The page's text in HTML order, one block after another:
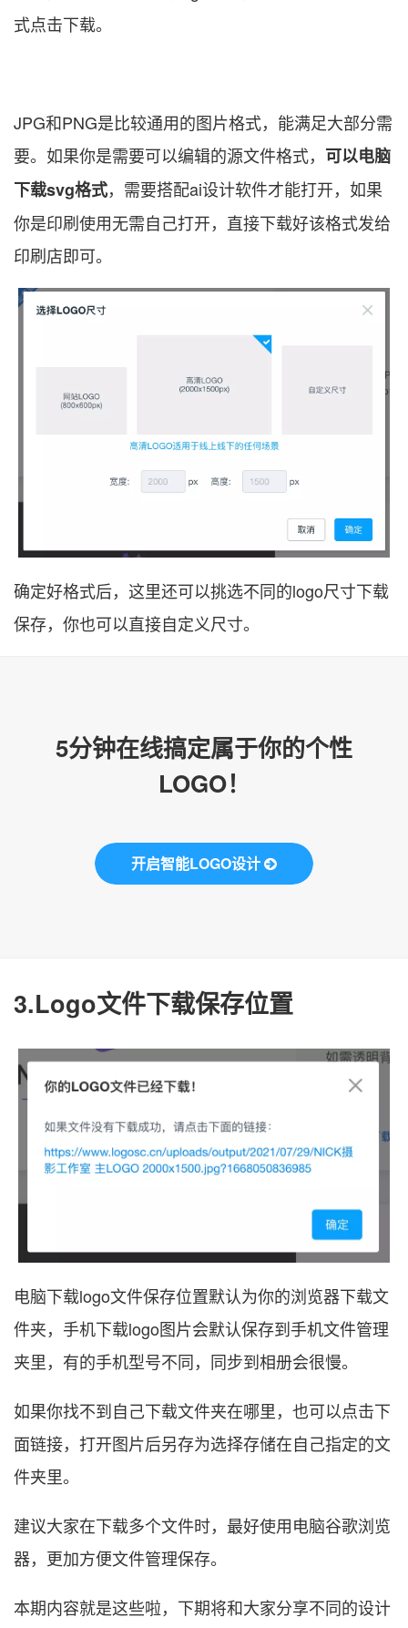
式点击下载。
JPG和PNG是比较通用的图片格式，能满足大部分需
要。如果你是需要可以编辑的源文件格式， 可以电脑
下载svg格式，需要搭配ai设计软件才能打开，如果
你是印刷使用无需自己打开，直接下载好该格式发给
印刷店即可。
确定好格式后，这里还可以挑选不同的logo尺寸下载
保存，你也可以直接自定义尺寸。
5分钟在线搞定属于你的个性
LOGO！
开启智能LOGO设计
3.Logo文件下载保存位置
电脑下载logo文件保存位置默认为你的浏览器下载文
件夹，手机下载logo图片会默认保存到手机文件管理
夹里，有的手机型号不同，同步到相册会很慢。
如果你找不到自己下载文件夹在哪里，也可以点击下
面链接，打开图片后另存为选择存储在自己指定的文
件夹里。
建议大家在下载多个文件时，最好使用电脑谷歌浏览
器，更加方便文件管理保存。
本期内容就是这些啦，下期将和大家分享不同的设计